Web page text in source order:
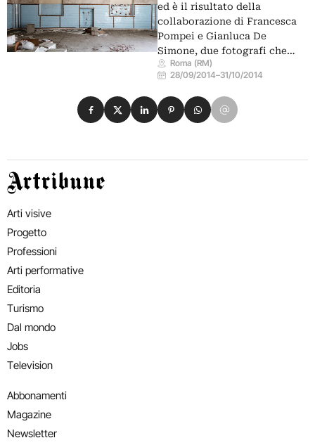
ed è il risultato della
collaborazione di Francesca
Pompei e Gianluca De
Simone, due fotografi che…
Roma (RM)
28/09/2014–31/10/2014
Condividi su Facebook
Condividi su X
Condividi su LinkedIn
Condividi su Pinterest
Condividi su WhatsApp
Condividi su Email
Artribune
Arti visive
Progetto
Professioni
Arti performative
Editoria
Turismo
Dal mondo
Jobs
Television
Abbonamenti
Magazine
Newsletter